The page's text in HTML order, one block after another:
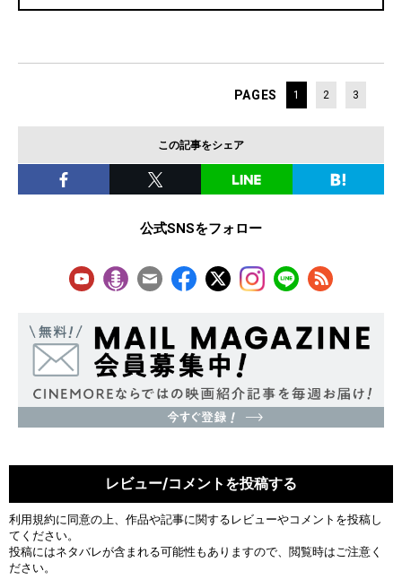
PAGES 1 2 3
この記事をシェア
公式SNSをフォロー
レビュー/コメントを投稿する
利用規約に同意の上、作品や記事に関するレビューやコメントを投稿し
てください。
投稿にはネタバレが含まれる可能性もありますので、閲覧時はご注意く
ださい。